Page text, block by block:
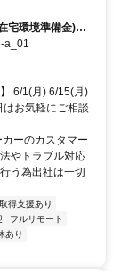
宅環境準備金)最
リモートなので
a_01
6/1(月) 6/15(月)
お気軽にご相談
ーのカスタマー
やトラブル対応
う為出社は一切
得支援あり
フルリモート
あり